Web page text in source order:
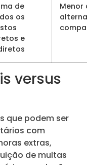
de
os
e
Menor
versus
que podem ser
com
extras,
de multas